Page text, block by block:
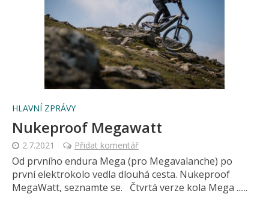
HLAVNÍ ZPRÁVY
Nukeproof Megawatt
2.7.2021 Přidat komentář
Od prvního endura Mega (pro Megavalanche) po
první elektrokolo vedla dlouhá cesta. Nukeproof
MegaWatt, seznamte se. Čtvrtá verze kola Mega ......